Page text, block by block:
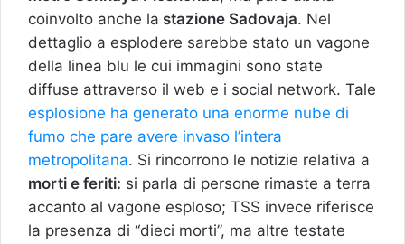
coinvolto anche la stazione Sadovaja. Nel
dettaglio a esplodere sarebbe stato un vagone
della linea blu le cui immagini sono state
diffuse attraverso il web e i social network. Tale
esplosione ha generato una enorme nube di
fumo che pare avere invaso l’intera
metropolitana. Si rincorrono le notizie relativa a
morti e feriti: si parla di persone rimaste a terra
accanto al vagone esploso; TSS invece riferisce
la presenza di “dieci morti”, ma altre testate